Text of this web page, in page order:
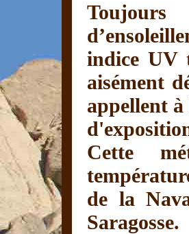
indice UV
aisément
appellent
Cette
de la
Saragosse.